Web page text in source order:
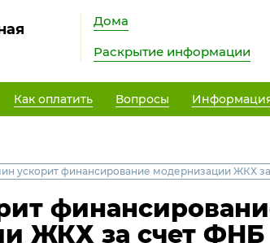
Дома
Раскрытие информации
Как оплатить Вопросы
ускорит финансирование модернизации ЖКХ
ЖКХ за счет ФНБ